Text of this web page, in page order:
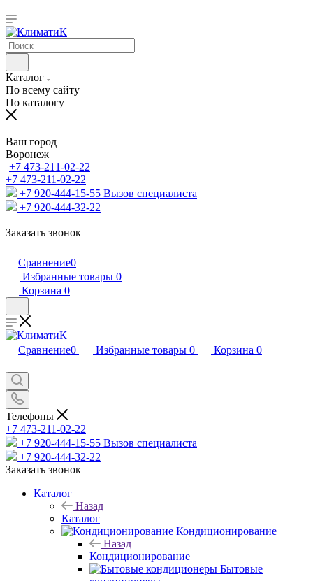
Каталог
По всему сайту
По каталогу
Ваш город
Воронеж
+7 473-211-02-22
+7 473-211-02-22
+7 920-444-15-55 Вызов специалиста
+7 920-444-32-22
Заказать звонок
Сравнение0
Избранные товары 0
Корзина 0
Сравнение0 Избранные товары 0 Корзина 0
Телефоны
+7 473-211-02-22
+7 920-444-15-55 Вызов специалиста
+7 920-444-32-22
Заказать звонок
Каталог
Назад
Каталог
Кондиционирование
Назад
Кондиционирование
Бытовые